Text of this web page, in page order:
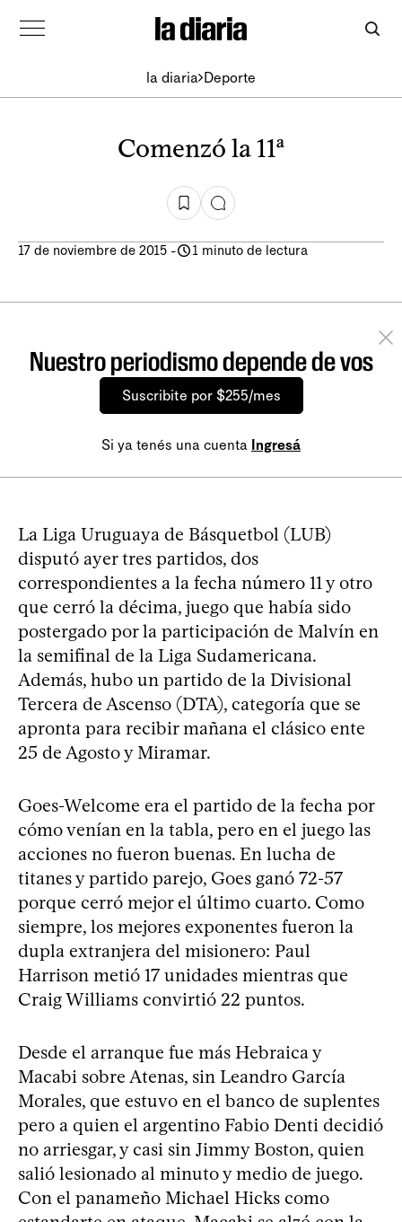
la diaria Deporte
Comenzó la 11ª
17 de noviembre de 2015 - 1 minuto de lectura
Nuestro periodismo depende de vos
Suscribite por $255/mes
Si ya tenés una cuenta Ingresá
La Liga Uruguaya de Básquetbol (LUB)
disputó ayer tres partidos, dos
correspondientes a la fecha número 11 y otro
que cerró la décima, juego que había sido
postergado por la participación de Malvín en
la semifinal de la Liga Sudamericana.
Además, hubo un partido de la Divisional
Tercera de Ascenso (DTA), categoría que se
apronta para recibir mañana el clásico ente
25 de Agosto y Miramar.
Goes-Welcome era el partido de la fecha por
cómo venían en la tabla, pero en el juego las
acciones no fueron buenas. En lucha de
titanes y partido parejo, Goes ganó 72-57
porque cerró mejor el último cuarto. Como
siempre, los mejores exponentes fueron la
dupla extranjera del misionero: Paul
Harrison metió 17 unidades mientras que
Craig Williams convirtió 22 puntos.
Desde el arranque fue más Hebraica y
Macabi sobre Atenas, sin Leandro García
Morales, que estuvo en el banco de suplentes
pero a quien el argentino Fabio Denti decidió
no arriesgar, y casi sin Jimmy Boston, quien
salió lesionado al minuto y medio de juego.
Con el panameño Michael Hicks como